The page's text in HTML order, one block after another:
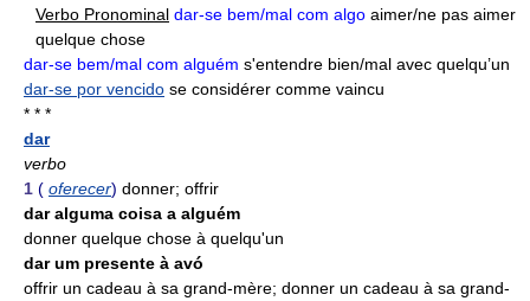
Verbo Pronominal dar-se bem/mal com algo aimer/ne pas aimer
quelque chose
dar-se bem/mal com alguém s'entendre bien/mal avec quelqu’un
dar-se por vencido se considérer comme vaincu
* * *
dar
verbo
1 ( oferecer) donner; offrir
dar alguma coisa a alguém
donner quelque chose à quelqu'un
dar um presente à avó
offrir un cadeau à sa grand-mère; donner un cadeau à sa grand-